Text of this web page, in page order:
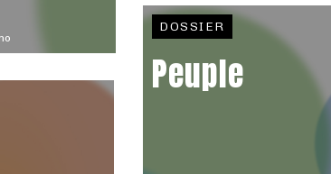
DOSSIER
Peuple